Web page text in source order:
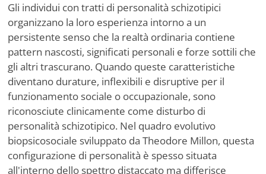
Gli individui con tratti di personalità schizotipici
organizzano la loro esperienza intorno a un
persistente senso che la realtà ordinaria contiene
pattern nascosti, significati personali e forze sottili che
gli altri trascurano. Quando queste caratteristiche
diventano durature, inflexibili e disruptive per il
funzionamento sociale o occupazionale, sono
riconosciute clinicamente come disturbo di
personalità schizotipico. Nel quadro evolutivo
biopsicosociale sviluppato da Theodore Millon, questa
configurazione di personalità è spesso situata
all'interno dello spettro distaccato ma differisce